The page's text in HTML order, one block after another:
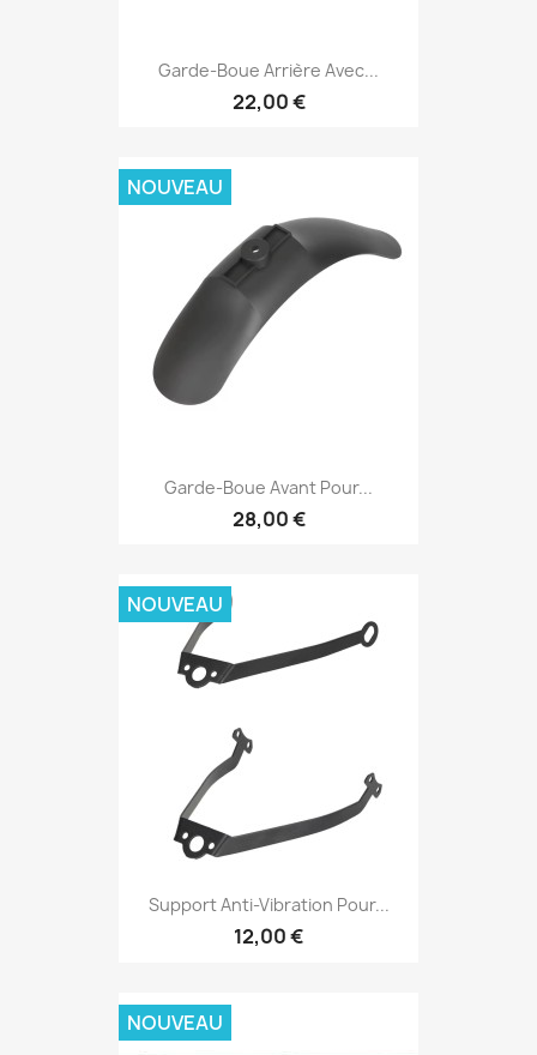
Garde-Boue Arrière Avec...
22,00 €
Garde-Boue Avant Pour...
28,00 €
NOUVEAU
Support Anti-Vibration Pour...
12,00 €
NOUVEAU
NOUVEAU